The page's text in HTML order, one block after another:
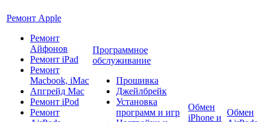
Ремонт Apple
Ремонт
Айфонов
Ремонт iPad
Ремонт
Macbook, iMac
Апгрейд Mac
Ремонт iPod
Ремонт
Программное
обслуживание
Прошивка
Джейлбрейк
Установка
программ и игр
Обмен
iPhone и
Обмен